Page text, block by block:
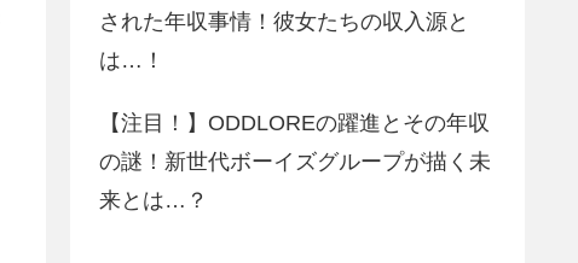
された年収事情！彼女たちの収入源と
は…！
【注目！】ODDLOREの躍進とその年収
の謎！新世代ボーイズグループが描く未
来とは…？